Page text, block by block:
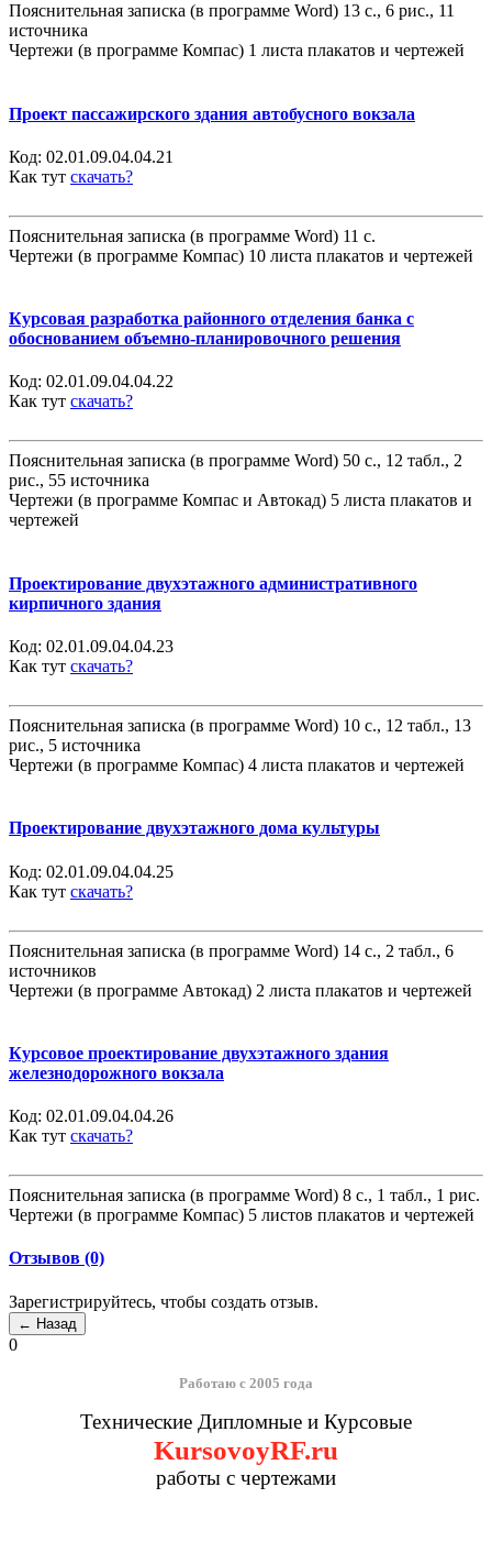
Пояснительная записка (в программе Word) 13 с., 6 рис., 11
источника
Чертежи (в программе Компас) 1 листа плакатов и чертежей
Проект пассажирского здания автобусного вокзала
Код: 02.01.09.04.04.21
Как тут скачать?
Пояснительная записка (в программе Word) 11 с.
Чертежи (в программе Компас) 10 листа плакатов и чертежей
Курсовая разработка районного отделения банка с
обоснованием объемно-планировочного решения
Код: 02.01.09.04.04.22
Как тут скачать?
Пояснительная записка (в программе Word) 50 с., 12 табл., 2
рис., 55 источника
Чертежи (в программе Компас и Автокад) 5 листа плакатов и
чертежей
Проектирование двухэтажного административного
кирпичного здания
Код: 02.01.09.04.04.23
Как тут скачать?
Пояснительная записка (в программе Word) 10 с., 12 табл., 13
рис., 5 источника
Чертежи (в программе Компас) 4 листа плакатов и чертежей
Проектирование двухэтажного дома культуры
Код: 02.01.09.04.04.25
Как тут скачать?
Пояснительная записка (в программе Word) 14 с., 2 табл., 6
источников
Чертежи (в программе Автокад) 2 листа плакатов и чертежей
Курсовое проектирование двухэтажного здания
железнодорожного вокзала
Код: 02.01.09.04.04.26
Как тут скачать?
Пояснительная записка (в программе Word) 8 с., 1 табл., 1 рис.
Чертежи (в программе Компас) 5 листов плакатов и чертежей
Отзывов (0)
Зарегистрируйтесь, чтобы создать отзыв.
0
Работаю с 2005 года
Технические Дипломные и Курсовые
KursovoyRF.ru
работы с чертежами